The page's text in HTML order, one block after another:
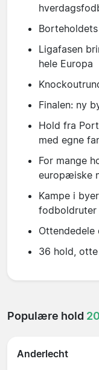
Ligafasen
hele Europa
Finalen: ny
Hold fra
med egne
For mange
europæiske
Kampe i
fodboldruter
36 hold,
Populære hold
Anderlecht